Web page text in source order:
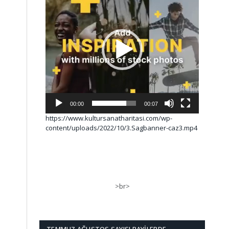
00:00 00:07
https://www.kultursanatharitasi.com/wp-
content/uploads/2022/10/3.Sagbanner-caz3.mp4
>br>